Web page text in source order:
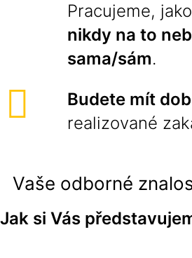
Pracujeme,
nikdy na to
sama/sám.
Budete mít
realizované
Vaše odborné
Jak si Vás